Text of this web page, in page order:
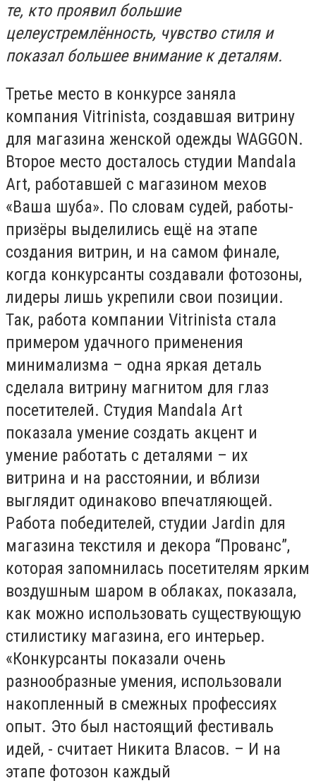
те, кто проявил большие
целеустремлённость, чувство стиля и
показал большее внимание к деталям.
Третье место в конкурсе заняла
компания Vitrinista, создавшая витрину
для магазина женской одежды WAGGON.
Второе место досталось студии Mandala
Art, работавшей с магазином мехов
«Ваша шуба». По словам судей, работы-
призёры выделились ещё на этапе
создания витрин, и на самом финале,
когда конкурсанты создавали фотозоны,
лидеры лишь укрепили свои позиции.
Так, работа компании Vitrinista стала
примером удачного применения
минимализма – одна яркая деталь
сделала витрину магнитом для глаз
посетителей. Студия Mandala Art
показала умение создать акцент и
умение работать с деталями – их
витрина и на расстоянии, и вблизи
выглядит одинаково впечатляющей.
Работа победителей, студии Jardin для
магазина текстиля и декора “Прованс”,
которая запомнилась посетителям ярким
воздушным шаром в облаках, показала,
как можно использовать существующую
стилистику магазина, его интерьер.
«Конкурсанты показали очень
разнообразные умения, использовали
накопленный в смежных профессиях
опыт. Это был настоящий фестиваль
идей, - считает Никита Власов. – И на
этапе фотозон каждый